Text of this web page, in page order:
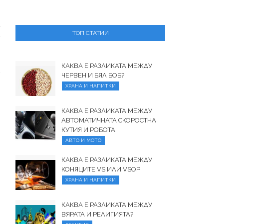
ТОП СТАТИИ
КАКВА Е РАЗЛИКАТА МЕЖДУ
ЧЕРВЕН И БЯЛ БОБ?
ХРАНА И НАПИТКИ
КАКВА Е РАЗЛИКАТА МЕЖДУ
АВТОМАТИЧНАТА СКОРОСТНА
КУТИЯ И РОБОТА
АВТО И МОТО
КАКВА Е РАЗЛИКАТА МЕЖДУ
КОНЯЦИТЕ VS ИЛИ VSOP
ХРАНА И НАПИТКИ
КАКВА Е РАЗЛИКАТА МЕЖДУ
ВЯРАТА И РЕЛИГИЯТА?